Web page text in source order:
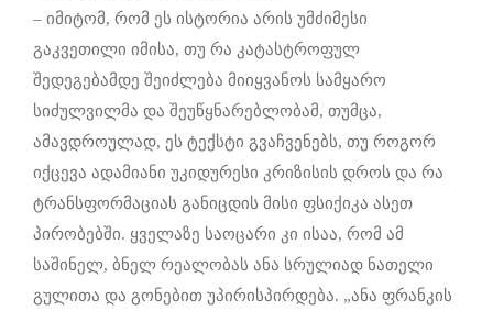
– იმიტომ, რომ ეს ისტორია არის უმძიმესი
გაკვეთილი იმისა, თუ რა კატასტროფულ
შედეგებამდე შეიძლება მიიყვანოს სამყარო
სიძულვილმა და შეუწყნარებლობამ, თუმცა,
ამავდროულად, ეს ტექსტი გვაჩვენებს, თუ როგორ
იქცევა ადამიანი უკიდურესი კრიზისის დროს და რა
ტრანსფორმაციას განიცდის მისი ფსიქიკა ასეთ
პირობებში. ყველაზე საოცარი კი ისაა, რომ ამ
საშინელ, ბნელ რეალობას ანა სრულიად ნათელი
გულითა და გონებით უპირისპირდება. „ანა ფრანკის